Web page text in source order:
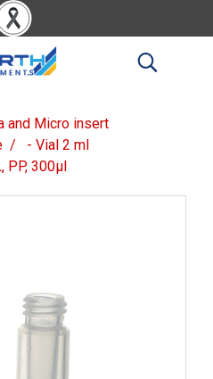
and Micro insert
- Vial 2 ml
PP, 300µl